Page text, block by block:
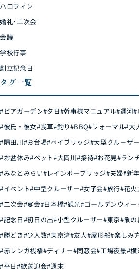
ハロウィン
婚礼･二次会
会議
学校行事
創立記念日
タグ一覧
#ビアガーデン#夕日#幹事様マニュアル#運河#
#彼氏・彼女#浅草#釣り#BBQ#フォーマル#大
#隅田川#お台場#ベイブリッジ#大型クルーザー
#お盆休み#ペット#大岡川#接待#お花見#ラン
#みなとみらい#レインボーブリッジ#夫婦#新
#イベント#中型クルーザー#女子会#旅行#花火
#二次会#宴会#日本橋#観光#ゴールデンウィー
#記念日#初日の出#小型クルーザー#東京#象の
#勝どき#少人数#東京湾#友人#屋形船#楽しみ
#赤レンガ桟橋#ディナー#同窓会#工場夜景#横
#平日#歓送迎会#週末